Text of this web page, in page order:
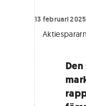
13 februari 2025